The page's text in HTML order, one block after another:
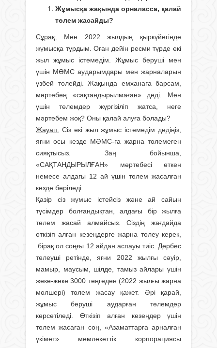
Жұмысқа жақында орналасса, қалай
төлем жасайды?
Сұрақ: Мен 2022 жылдың қыркүйегінде
жұмысқа тұрдым. Оған дейін ресми түрде екі
жыл жұмыс істемедім. Жұмыс беруші мен
үшін МӘМС аударымдары мен жарналарын
үзбей төлейді. Жақында емханаға барсам,
мәртебең «сақтандырылмаған» деді. Мен
үшін төлемдер жүргізіліп жатса, неге
мәртебем жоқ? Оны қалай алуға болады?
Жауап: Сіз екі жыл жұмыс істемедім дедіңіз,
яғни осы кезде МӘМС-ға жарна төлемеген
сияқтысыз. Заң бойынша,
«САҚТАНДЫРЫЛҒАН» мәртебесі өткен
немесе алдағы 12 ай үшін төлем жасалған
кезде беріледі.
Қазір сіз жұмыс істейсіз және ай сайын
түсімдер болғандықтан, алдағы бір жылға
төлем жасай алмайсыз. Сіздің жағдайда
өткізіп алған кезеңдерге жарна төлеу керек,
бірақ ол соңғы 12 айдан аспауы тиіс. Дербес
төлеуші ретінде, яғни 2022 жылғы сәуір,
мамыр, маусым, шілде, тамыз айлары үшін
жеке-жеке 3000 теңгеден (2022 жылғы жарна
мөлшері) төлем жасау қажет. Әрі қарай,
жұмыс беруші аударған төлемдер
көрсетіледі. Өткізіп алған кезеңдер үшін
төлем жасаған соң, «Азаматтарға арналған
үкімет» мемлекеттік корпорациясы